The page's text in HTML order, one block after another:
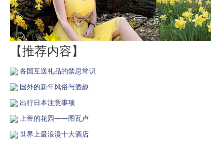
【推荐内容】
各国互送礼品的禁忌常识
国外的新年风俗与酒趣
出行日本注意事项
上帝的花园——图瓦卢
世界上最浪漫十大酒店